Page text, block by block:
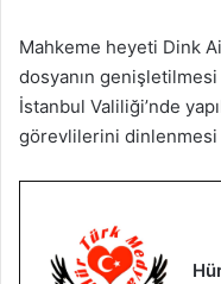
Mahkeme heyeti Dink
dosyanın
İstanbul Valiliği’nde
görevlilerini